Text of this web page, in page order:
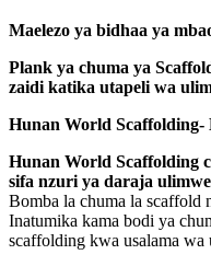
Maelezo ya bidhaa ya
Plank ya chuma ya
zaidi katika utapeli wa
Hunan World Scaffolding-
Hunan World Scaffolding
sifa nzuri ya daraja
Bomba la chuma la scaffold
Inatumika kama bodi ya
scaffolding kwa usalama wa